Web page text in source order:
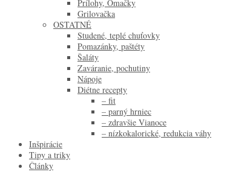
Prílohy, Omačky
Grilovačka
OSTATNÉ
Studené, teplé chuťovky
Pomazánky, paštéty
Šaláty
Zaváranie, pochutiny
Nápoje
Diétne recepty
– fit
– parný hrniec
– zdravšie Vianoce
– nízkokalorické, redukcia váhy
Inšpirácie
Tipy a triky
Články